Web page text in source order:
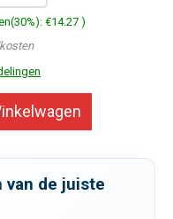
€14.27 )
van de juiste